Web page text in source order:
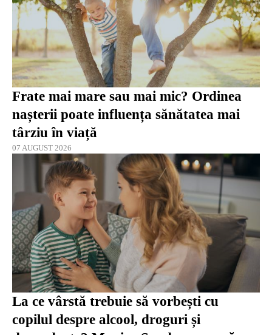
Frate mai mare sau mai mic? Ordinea
nașterii poate influența sănătatea mai
târziu în viață
07 AUGUST 2026
La ce vârstă trebuie să vorbești cu
copilul despre alcool, droguri și